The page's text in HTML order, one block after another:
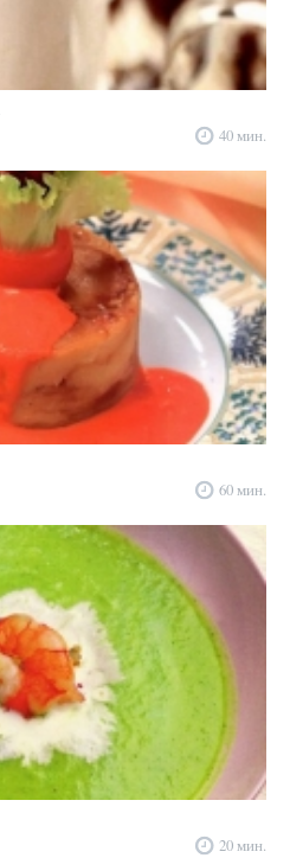
40 мин.
60 мин.
20 мин.